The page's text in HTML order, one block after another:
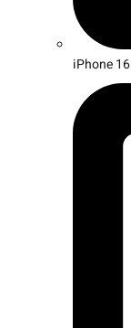
iPhone 16